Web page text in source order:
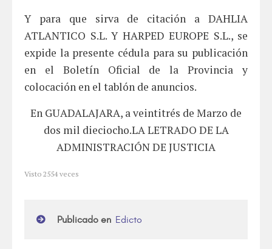
Y para que sirva de citación a DAHLIA
ATLANTICO S.L. Y HARPED EUROPE S.L., se
expide la presente cédula para su publicación
en el Boletín Oficial de la Provincia y
colocación en el tablón de anuncios.
En GUADALAJARA, a veintitrés de Marzo de
dos mil dieciocho.LA LETRADO DE LA
ADMINISTRACIÓN DE JUSTICIA
Visto 2554veces
Publicado en Edicto